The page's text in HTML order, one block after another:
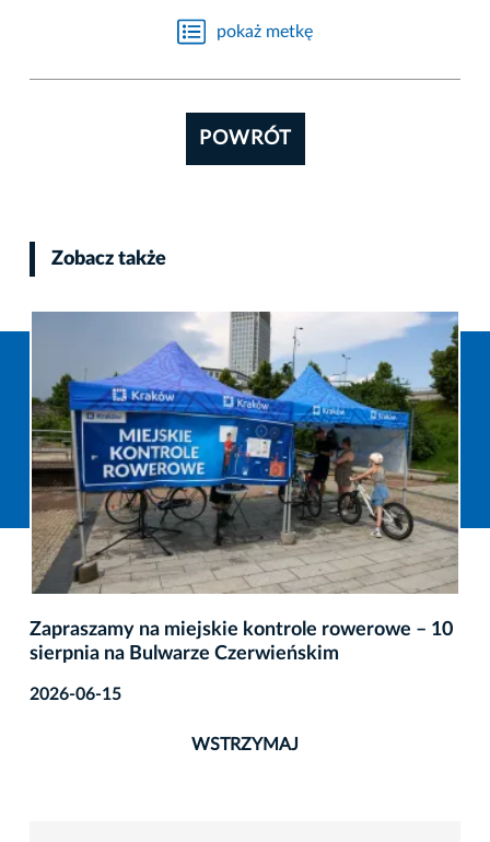
pokaż metkę
POWRÓT
Zobacz także
Zapraszamy na miejskie kontrole rowerowe – 10
sierpnia na Bulwarze Czerwieńskim
2026-06-15
WSTRZYMAJ